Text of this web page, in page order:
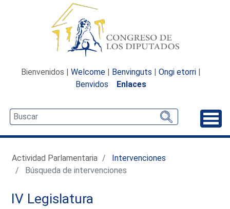
Bienvenidos | Welcome | Benvinguts | Ongi etorri |
Benvidos
Enlaces
Actividad Parlamentaria
Intervenciones
Búsqueda de intervenciones
IV Legislatura